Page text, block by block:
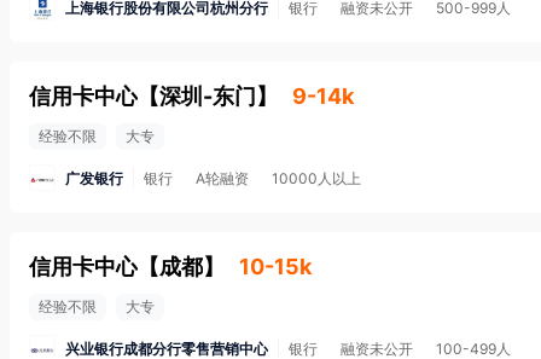
上海银行股份有限公司杭州分行 银行 融资未公开 500-999人
信用卡中心 【深圳-东门 】 9-14k
经验不限 大专
广发银行 银行 A轮融资 10000人以上
信用卡中心 【成都】 10-15k
经验不限 大专
兴业银行成都分行零售营销中心 银行 融资未公开 100-499人